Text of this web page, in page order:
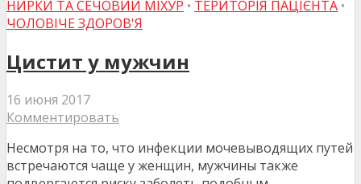
НИРКИ ТА СЕЧОВИЙ МІХУР • ТЕРИТОРІЯ ПАЦІЄНТА •
ЧОЛОВІЧЕ ЗДОРОВ'Я
Цистит у мужчин
16 июня 2017
Комментировать
Несмотря на то, что инфекции мочевыводящих путей
встречаются чаще у женщин, мужчины также